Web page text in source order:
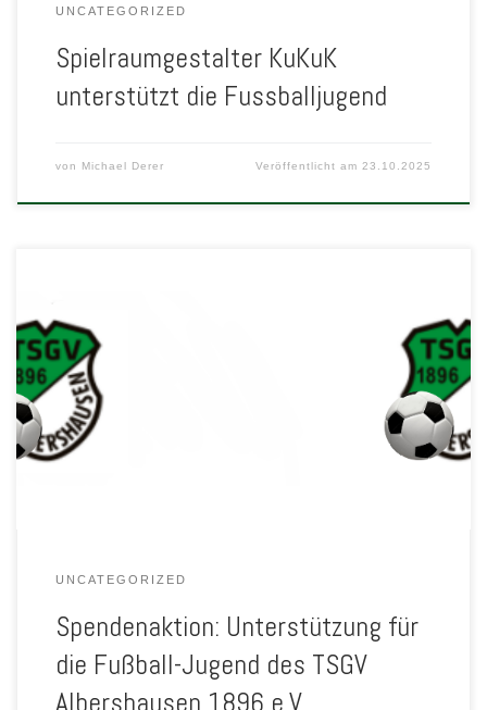
UNCATEGORIZED
Spielraumgestalter KuKuK
unterstützt die Fussballjugend
von Michael Derer Veröffentlicht am23.10.2025
Hallo Miteinander, in unserer Fußball-Jugend ist in den letzten
Monaten viel passiert. Nach unserer Neuausrichtung im Sommer
hatten wir den Fokus auf ein einheitliches Bild gelegt. Im nächsten
Schritt möchten wir für die Kinder die Trainingsmöglichkeiten
verbessern. Da unsere Ausrüstung schon ein wenig in die Jahre
gekommen ist, wollen wir […]
UNCATEGORIZED
Spendenaktion: Unterstützung für
die Fußball-Jugend des TSGV
Albershausen 1896 e.V.